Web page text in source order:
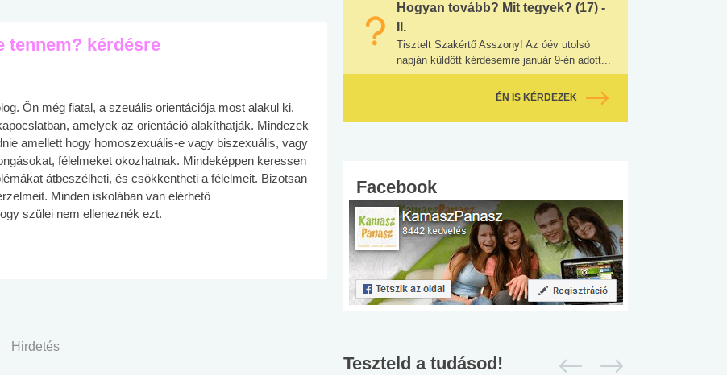
tennem? kérdésre
Ön még fiatal, a szeuális orientációja most alakul ki.
amelyek az orientáció alakíthatják. Mindezek
amellett hogy homoszexuális-e vagy biszexuális, vagy
félelmeket okozhatnak. Mindeképpen keressen
átbeszélheti, és csökkentheti a félelmeit. Bizotsan
Minden iskolában van elérhető
szülei nem elleneznék ezt.
Hirdetés
Hogyan tovább? Mit tegyek? (17) -
II.
Tisztelt Szakértő Asszony! Az óév utolsó
napján küldött kérdésemre január 9-én adott...
ÉN IS KÉRDEZEK
Facebook
Teszteld a tudásod!